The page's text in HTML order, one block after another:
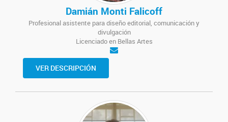
Damián Monti Falicoff
Profesional asistente para diseño editorial, comunicación y
divulgación
Licenciado en Bellas Artes
VER DESCRIPCIÓN